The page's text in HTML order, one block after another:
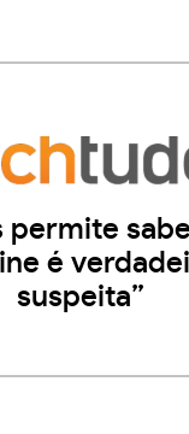
permite
é
suspeita”